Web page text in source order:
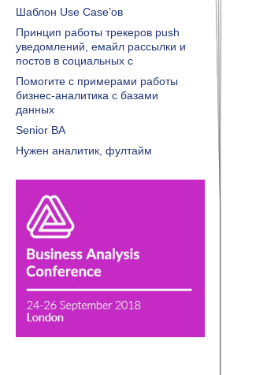
Шаблон Use Case’ов
Принцип работы трекеров push
уведомлений, емайл рассылки и
постов в социальных с
Помогите с примерами работы
бизнес-аналитика с базами
данных
Senior BA
Нужен аналитик, фултайм